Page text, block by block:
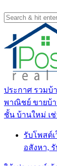
ประกาศ รวมบ้
พาณิชย์ ขายบ้า
ชั้น บ้านใหม่ เ
รับโพสต์
อสังหา,